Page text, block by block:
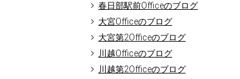
春日部駅前Officeのブログ
大宮Officeのブログ
大宮第2Officeのブログ
川越Officeのブログ
川越第2Officeのブログ